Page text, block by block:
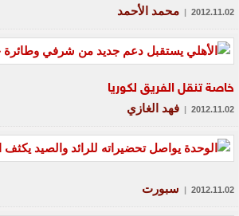
2012.11.02
| محمد الأحمد
خاصة تنقل الفريق لكوريا
2012.11.02
| فهد الغازي
2012.11.02
| سبورت